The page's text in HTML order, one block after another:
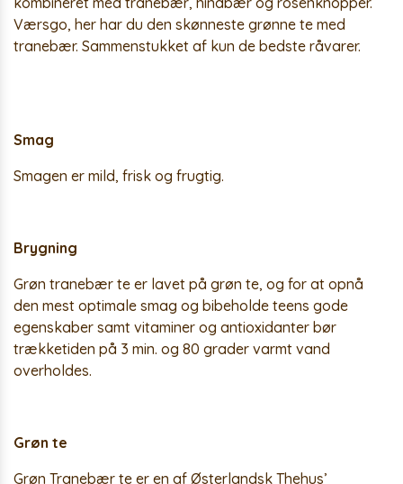
Værsgo, her har du den skønneste grønne te med
tranebær. Sammenstukket af kun de bedste råvarer.
Smag
Smagen er mild, frisk og frugtig.
Brygning
Grøn tranebær te er lavet på grøn te, og for at opnå
den mest optimale smag og bibeholde teens gode
egenskaber samt vitaminer og antioxidanter bør
trækketiden på 3 min. og 80 grader varmt vand
overholdes.
Grøn te
Grøn Tranebær te er en af Østerlandsk Thehus’